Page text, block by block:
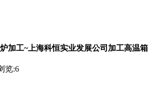
加工~上海科恒实业发展公司加工高温箱
览:6